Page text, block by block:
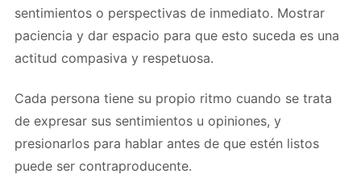
sentimientos o perspectivas de inmediato. Mostrar
paciencia y dar espacio para que esto suceda es una
actitud compasiva y respetuosa.
Cada persona tiene su propio ritmo cuando se trata
de expresar sus sentimientos u opiniones, y
presionarlos para hablar antes de que estén listos
puede ser contraproducente.